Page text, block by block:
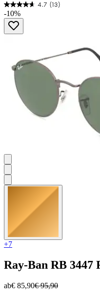
4.7 (13)
4.7
von
Sternen.
-10%
+7
Ray-Ban RB 3447
ab€ 85,90€ 95,90